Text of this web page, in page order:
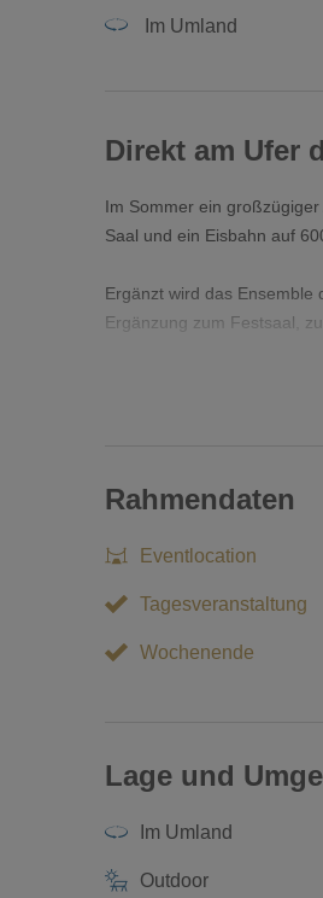
Im Umland
Direkt am Ufer
Im Sommer ein
Saal und ein Eisbahn auf
Ergänzt wird das
Ergänzung zum Festsaal,
Rahmendaten
Eventlocation
Tagesveranstaltung
Wochenende
Lage und
Im Umland
Outdoor